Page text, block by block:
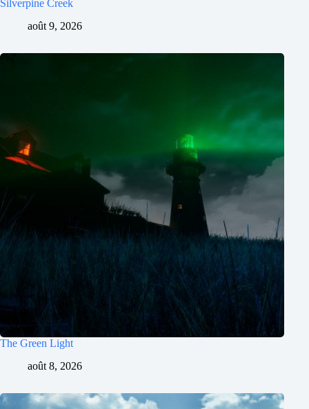
Silverpine Creek
août 9, 2026
The Green Light
août 8, 2026